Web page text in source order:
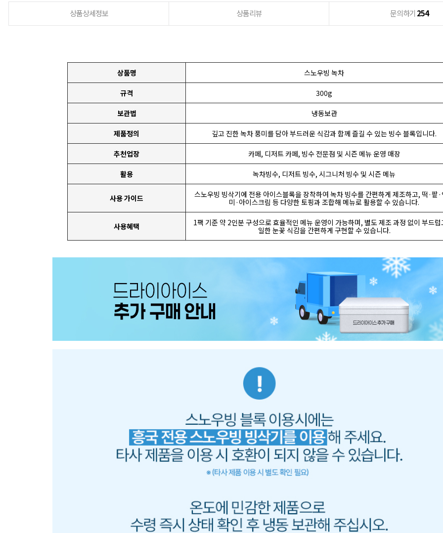
상품상세정보 상품리뷰 문의하기 254
상품명 스노우빙 녹차
규격 300g
보관법 냉동보관
제품정의 깊고 진한 녹차 풍미를 담아 부드러운 식감과 함께 즐길 수 있는 빙수 블록입니다.
추천업장 카페, 디저트 카페, 빙수 전문점 및 시즌 메뉴 운영 매장
활용 녹차빙수, 디저트 빙수, 시그니처 빙수 및 시즌 메뉴
사용 가이드
스노우빙 빙삭기에 전용 아이스블록을 장착하여 녹차 빙수를 간편하게 제조하고, 떡·팥
미·아이스크림 등 다양한 토핑과 조합해 메뉴로 활용할 수 있습니다.
사용혜택
1팩 기준 약 2인분 구성으로 효율적인 메뉴 운영이 가능하며, 별도 제조 과정 없이 부드럽
일한 눈꽃 식감을 간편하게 구현할 수 있습니다.